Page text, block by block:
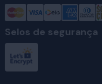
Selos de segurança